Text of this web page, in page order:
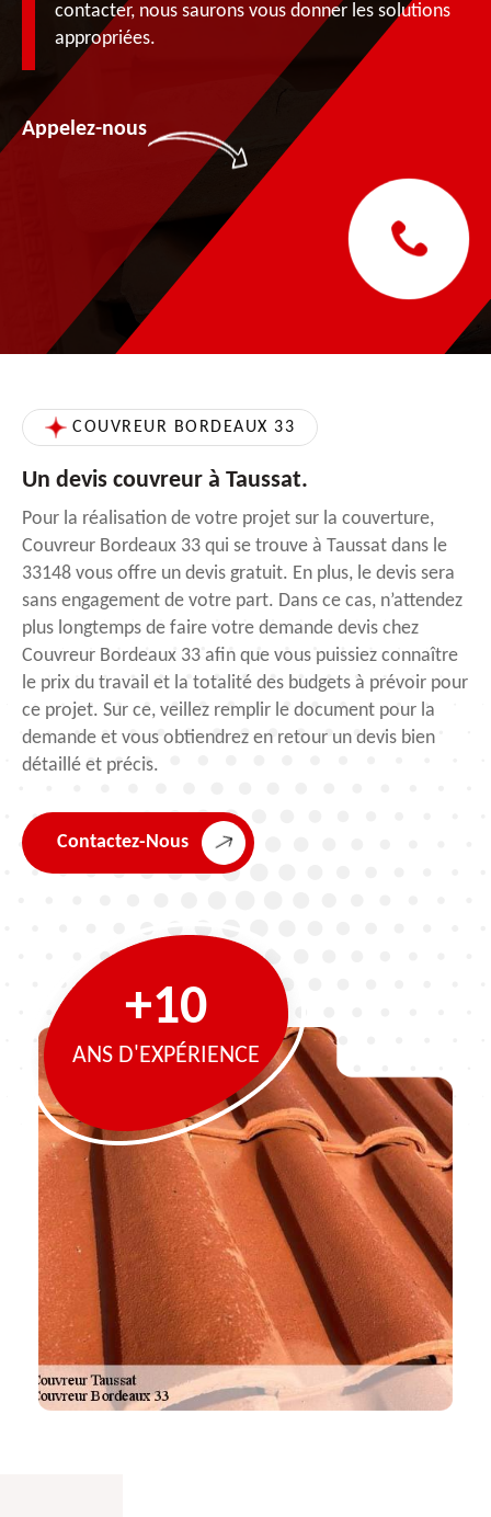
contacter, nous saurons vous donner les solutions
appropriées.
Appelez-nous
COUVREUR BORDEAUX 33
Un devis couvreur à Taussat.
Pour la réalisation de votre projet sur la couverture,
Couvreur Bordeaux 33 qui se trouve à Taussat dans le
33148 vous offre un devis gratuit. En plus, le devis sera
sans engagement de votre part. Dans ce cas, n’attendez
plus longtemps de faire votre demande devis chez
Couvreur Bordeaux 33 afin que vous puissiez connaître
le prix du travail et la totalité des budgets à prévoir pour
ce projet. Sur ce, veillez remplir le document pour la
demande et vous obtiendrez en retour un devis bien
détaillé et précis.
Contactez-Nous
+10
ANS D'EXPÉRIENCE